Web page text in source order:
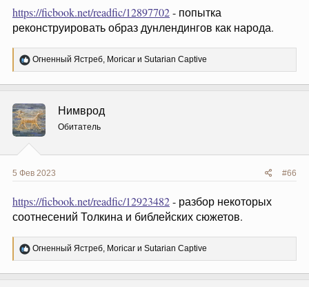
https://ficbook.net/readfic/12897702- попытка
реконструировать образ дунлендингов как народа.
Р
е
ц
и
и
:
Огненный Ястреб, Moricar и Sutarian Captive
Нимврод
Обитатель
5 Фев 2023 #66
https://ficbook.net/readfic/12923482- разбор некоторых
соотнесений Толкина и библейских сюжетов.
Р
е
Огненный Ястреб, Moricar и Sutarian Captive